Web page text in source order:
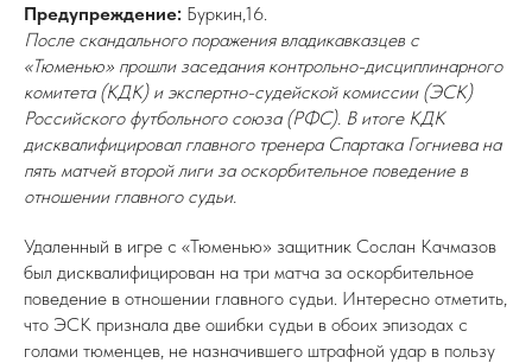
Предупреждение: Буркин,16.
После скандального поражения владикавказцев с
«Тюменью» прошли заседания контрольно-дисциплинарного
комитета (КДК) и экспертно-судейской комиссии (ЭСК)
Российского футбольного союза (РФС). В итоге КДК
дисквалифицировал главного тренера Спартака Гогниева на
пять матчей второй лиги за оскорбительное поведение в
отношении главного судьи.
Удаленный в игре с «Тюменью» защитник Сослан Качмазов
был дисквалифицирован на три матча за оскорбительное
поведение в отношении главного судьи. Интересно отметить,
что ЭСК признала две ошибки судьи в обоих эпизодах с
голами тюменцев, не назначившего штрафной удар в пользу